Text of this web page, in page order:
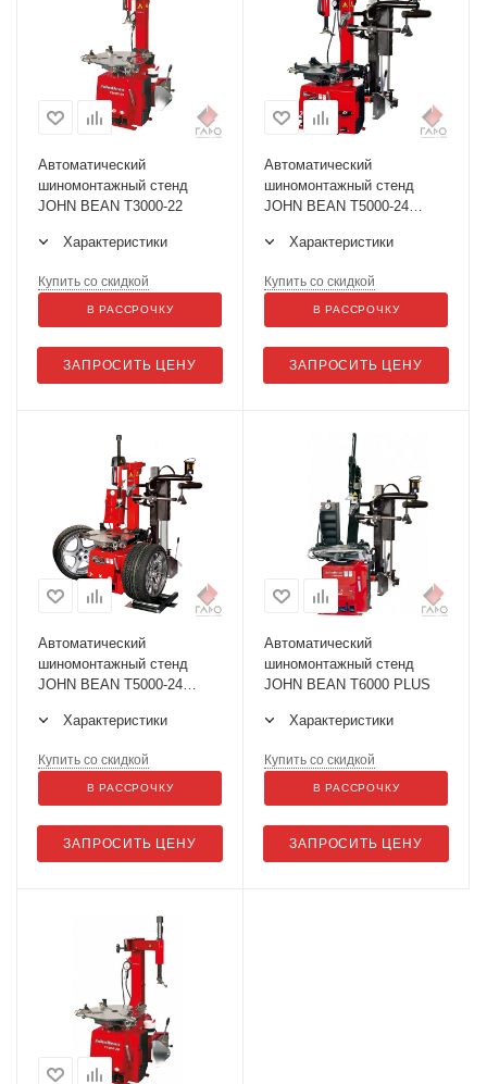
Автоматический
шиномонтажный стенд
JOHN BEAN T3000-22
Характеристики
ЗАПРОСИТЬ ЦЕНУ
Купить со скидкой
В РАССРОЧКУ
Автоматический
шиномонтажный стенд
JOHN BEAN T5000-24
Характеристики
ЗАПРОСИТЬ ЦЕНУ
Купить со скидкой
В РАССРОЧКУ
Автоматический
шиномонтажный стенд
JOHN BEAN T5000-24
Характеристики
ЗАПРОСИТЬ ЦЕНУ
Купить со скидкой
В РАССРОЧКУ
Автоматический
шиномонтажный стенд
JOHN BEAN T6000 PLUS
Характеристики
ЗАПРОСИТЬ ЦЕНУ
Купить со скидкой
В РАССРОЧКУ